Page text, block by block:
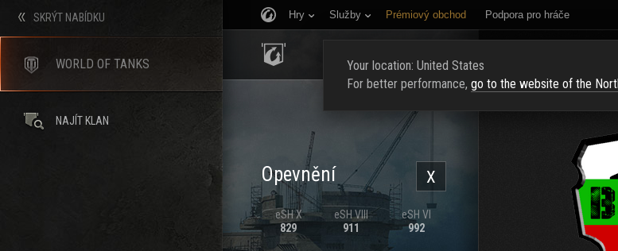
Hry Služby Prémiový obchod Podpora pro hráče
X
Opevnění
eSH X
829
eSH VIII
911
eSH VI
992
SKRÝT NABÍDKU
WORLD OF TANKS
NAJÍT KLAN
Your location: United States
For better performance, go to the website of the